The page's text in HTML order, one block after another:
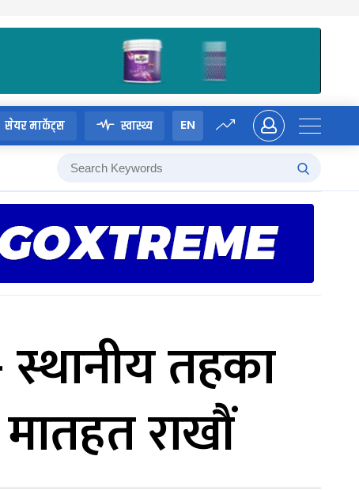
सेयर मार्केट्स स्वास्थ्य EN
स्थानीय तहका
राखौं